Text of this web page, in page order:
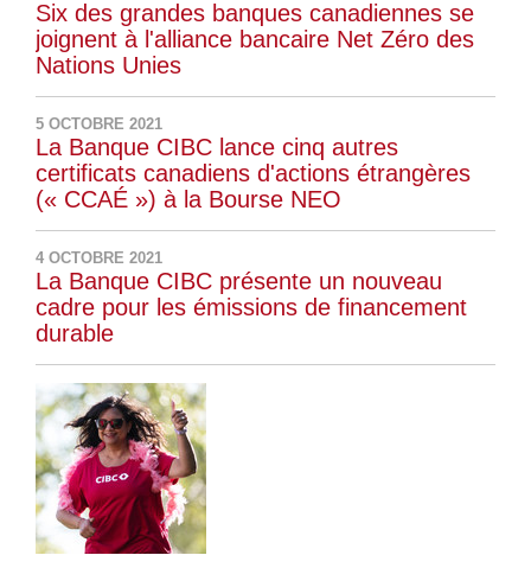
Six des grandes banques canadiennes se
joignent à l'alliance bancaire Net Zéro des
Nations Unies
5 OCTOBRE 2021
La Banque CIBC lance cinq autres
certificats canadiens d'actions étrangères
(« CCAÉ ») à la Bourse NEO
4 OCTOBRE 2021
La Banque CIBC présente un nouveau
cadre pour les émissions de financement
durable